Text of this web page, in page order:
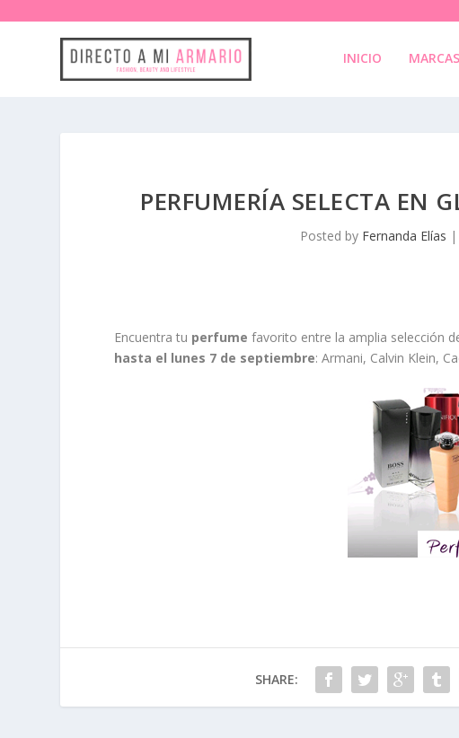
INICIO
PERFUMERÍA SELECTA EN
Posted by Fernanda Elías |
Encuentra tu perfume favorito entre la amplia selección
hasta el lunes 7 de septiembre: Armani, Calvin Klein,
SHARE: